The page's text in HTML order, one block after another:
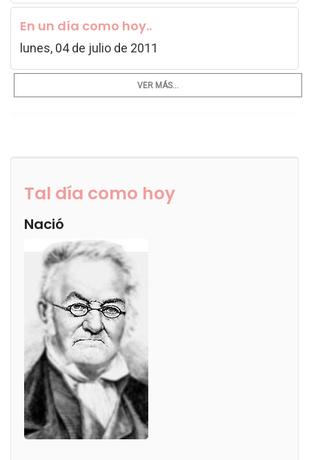
En un día como hoy..
lunes, 04 de julio de 2011
VER MÁS...
Tal día como hoy
Nació